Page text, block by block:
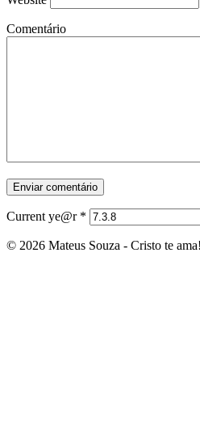
Comentário
Current ye@r *
© 2026 Mateus Souza - Cristo te ama!